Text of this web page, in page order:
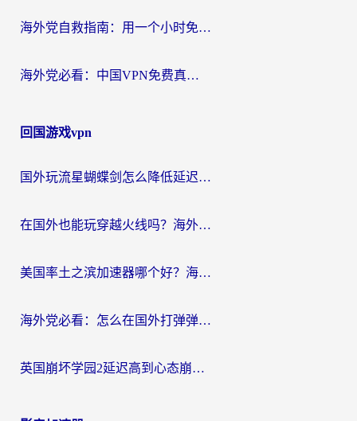
海外党自救指南：用一个小时免费加速器，轻松打破国内资源访问壁垒？
海外党必看：中国VPN免费真的靠谱吗？手把手教你选对回国加速器
回国游戏vpn
国外玩流星蝴蝶剑怎么降低延迟？海外党必看的加速秘籍（含欧洲鸣潮&彩虹岛优化攻略）
在国外也能玩穿越火线吗？海外玩家国服游戏畅玩终极指南
美国率土之滨加速器哪个好？海外党国服游戏畅玩终极指南（附多游戏解决方案）
海外党必看：怎么在国外打弹弹堂不卡？番茄加速器亲测指南
英国崩坏学园2延迟高到心态崩？海外党国服游戏加速终极指南